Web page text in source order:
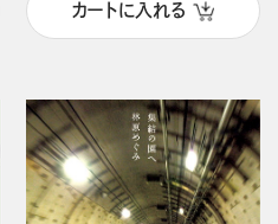
カートに入れる